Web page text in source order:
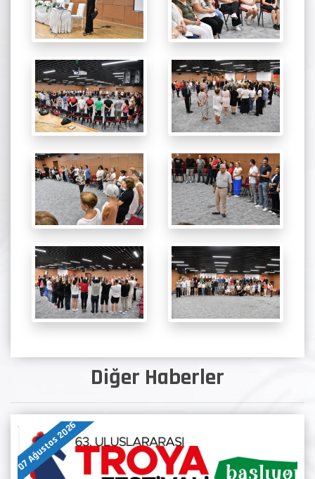
Diğer Haberler
07 Ağustos 2026